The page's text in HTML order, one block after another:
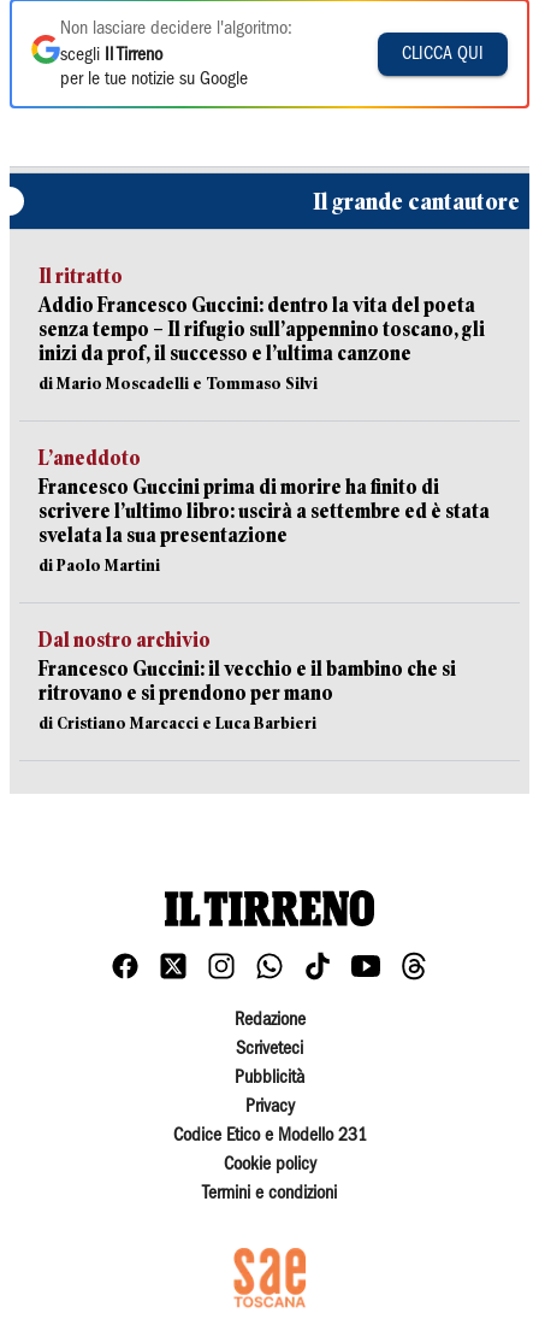
Non lasciare decidere l'algoritmo:
scegli
Il Tirreno
per le tue notizie su Google
CLICCA QUI
Il grande cantautore
Il ritratto
Addio Francesco Guccini: dentro la vita del poeta
senza tempo – Il rifugio sull’appennino toscano, gli
inizi da prof, il successo e l’ultima canzone
di Mario Moscadelli e Tommaso Silvi
L’aneddoto
Francesco Guccini prima di morire ha finito di
scrivere l’ultimo libro: uscirà a settembre ed è stata
svelata la sua presentazione
di Paolo Martini
Dal nostro archivio
Francesco Guccini: il vecchio e il bambino che si
ritrovano e si prendono per mano
di Cristiano Marcacci e Luca Barbieri
Redazione
Scriveteci
Pubblicità
Privacy
Codice Etico e Modello 231
Cookie policy
Termini e condizioni